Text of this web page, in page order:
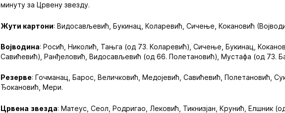
минуту за Црвену звезду.
Жути картони: Видосављевић, Букинац, Коларевић, Сичење, Кокановић
Војводина: Росић, Николић, Тањга (од 73. Коларевић), Сичење, Букинац,
Савићевић), Ранђеловић, Видосављевић (од 66. Полетановић), Мустафа (од 73.
Резерве: Гочманац, Барос, Величковић, Медојевић, Савићевић, Полетановић,
Ђокановић, Мери.
Црвена звезда: Матеус, Сеол, Родригао, Лековић, Тикнизјан, Крунић, Елшник